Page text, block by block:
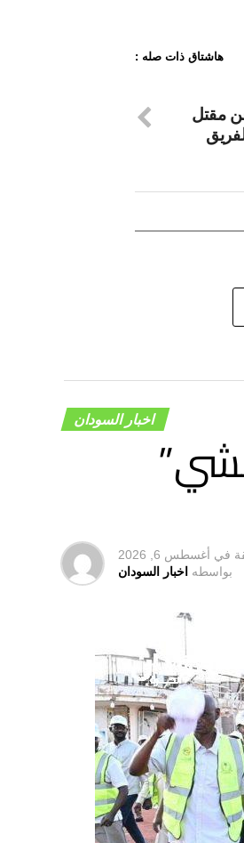
هاشتاق ذات صله :
مقتل
اخبار السودان
في أغسطس 6, 2026
بواسطه اخبار السودان